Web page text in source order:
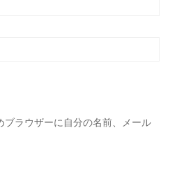
ブラウザーに自分の名前、メール